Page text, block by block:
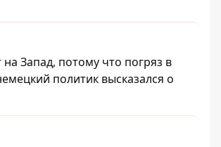
на Запад, потому что погряз в
политик высказался о